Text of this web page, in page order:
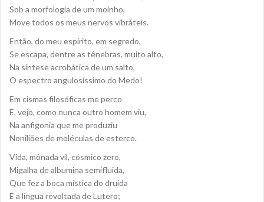
Sob a morfologia de um moinho,
Move todos os meus nervos vibráteis.
Então, do meu espírito, em segredo,
Se escapa, dentre as tênebras, muito alto,
Na síntese acrobática de um salto,
O espectro angulosíssimo do Medo!
Em cismas filosóficas me perco
E, vejo, como nunca outro homem viu,
Na anfigonia que me produziu
Noniliões de moléculas de esterco.
Vida, mônada vil, cósmico zero,
Migalha de albumina semifluida,
Que fez a boca mística do druida
E a língua revoltada de Lutero;